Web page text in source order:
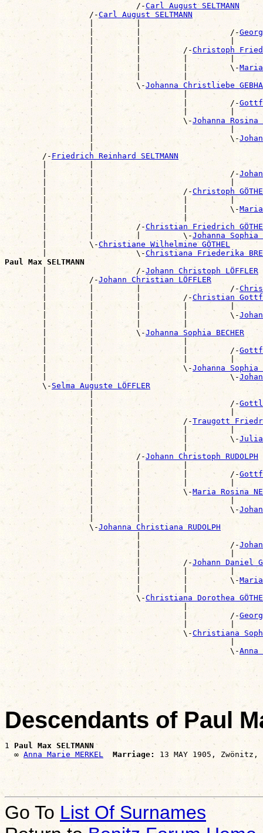
                            /-
Carl August SELTMANN
                  /-
Carl August SELTMANN
|         |
                  |         |                   /-
Georg
|         |                   |
                  |         |         /-
Christoph
|         |         |         |
                  |         |         |         \-
|         |         |
                  |         \-
Johanna Christliebe
|                   |
                  |                   |         /-
|                   |         |
                  |                   \-
Johanna Rosina
|                             |
                  |                             \-
|
        /-
Friedrich Reinhard SELTMANN
|         |
        |         |                             /-
|         |                             |
        |         |                   /-
Christoph
|         |                   |         |
        |         |                   |         \-
|         |                   |
        |         |         /-
Christian Friedrich
        |         |         |         \-
Johanna Sophia
        |         \-
Christiane Wilhelmine GÖTHEL
        |                   \-
Christiana Friederika
Paul Max SELTMANN
|                   /-Johann Christoph LÖFFLER
        |         /-
Johann Christian LÖFFLER
        |         |         |                   /-
        |         |         |         /-
Christian
|         |         |         |         |
        |         |         |         |         \-
|         |         |         |
        |         |         \-
Johanna Sophia BECHER
|         |                   |
        |         |                   |         /-
|         |                   |         |
        |         |                   \-
Johanna Sophia
        |         |                             \-
        \-
Selma Auguste LÖFFLER
|
                  |                             /-
|                             |
                  |                   /-
Traugott
|                   |         |
                  |                   |         \-
|                   |
                  |         /-
Johann Christoph RUDOLPH
|         |         |
                  |         |         |         /-
                  |         |         \-
Maria Rosina
|         |                   |
                  |         |                   \-
|         |
                  \-
Johanna Christiana RUDOLPH
                            |                   /-
|                   |
                            |         /-
Johann Daniel
|         |         |
                            |         |         \-
                            \-
Christiana Dorothea
|
                                      |         /-
|         |
                                      \-
Christiana
                                                \-
Anna
Descendants of Paul
1 Paul Max SELTMANN
  ∞
Anna Marie MERKEL Marriage:
Go To List Of Surnames